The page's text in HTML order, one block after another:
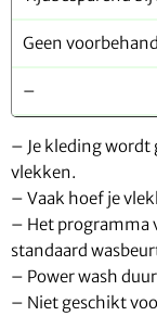
Geen
–
– Je kleding
vlekken.
– Vaak hoef je
– Het programma
standaard
– Power wash
– Niet geschikt